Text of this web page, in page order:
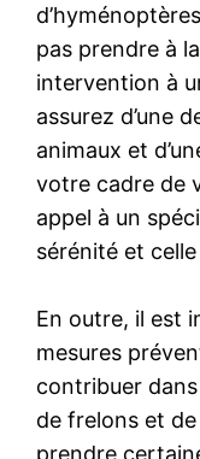
pas prendre à
intervention à
assurez d’une
animaux et
votre cadre de
appel à un
sérénité et
En outre, il est
mesures
contribuer
de frelons et
prendre